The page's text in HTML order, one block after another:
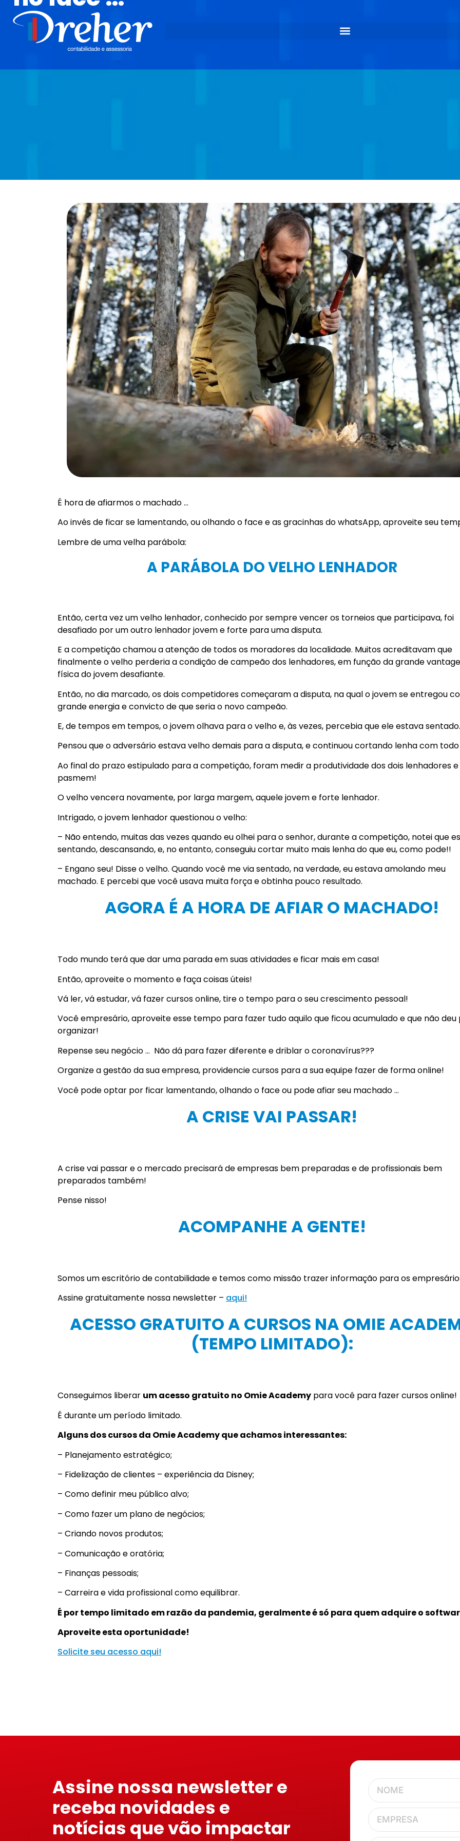
É hora de afiarmos o machado …
Ao invés de ficar se lamentando, ou olhando o face e as gracinhas do whatsApp, aproveite seu
Lembre de uma velha parábola:
A PARÁBOLA DO VELHO LENHADOR
Então, certa vez um velho lenhador, conhecido por sempre vencer os torneios que participava, foi
desafiado por um outro lenhador jovem e forte para uma disputa.
E a competição chamou a atenção de todos os moradores da localidade. Muitos acreditavam que
finalmente o velho perderia a condição de campeão dos lenhadores, em função da grande
física do jovem desafiante.
Então, no dia marcado, os dois competidores começaram a disputa, na qual o jovem se entregou
grande energia e convicto de que seria o novo campeão.
E, de tempos em tempos, o jovem olhava para o velho e, às vezes, percebia que ele estava sentado.
Pensou que o adversário estava velho demais para a disputa, e continuou cortando lenha com
Ao final do prazo estipulado para a competição, foram medir a produtividade dos dois lenhadores e
pasmem!
O velho vencera novamente, por larga margem, aquele jovem e forte lenhador.
Intrigado, o jovem lenhador questionou o velho:
– Não entendo, muitas das vezes quando eu olhei para o senhor, durante a competição, notei que
sentando, descansando, e, no entanto, conseguiu cortar muito mais lenha do que eu, como pode!!
– Engano seu! Disse o velho. Quando você me via sentado, na verdade, eu estava amolando meu
machado. E percebi que você usava muita força e obtinha pouco resultado.
AGORA É A HORA DE AFIAR O MACHADO!
Todo mundo terá que dar uma parada em suas atividades e ficar mais em casa!
Então, aproveite o momento e faça coisas úteis!
Vá ler, vá estudar, vá fazer cursos online, tire o tempo para o seu crescimento pessoal!
Você empresário, aproveite esse tempo para fazer tudo aquilo que ficou acumulado e que não deu
organizar!
Repense seu negócio … Não dá para fazer diferente e driblar o coronavírus???
Organize a gestão da sua empresa, providencie cursos para a sua equipe fazer de forma online!
Você pode optar por ficar lamentando, olhando o face ou pode afiar seu machado …
A CRISE VAI PASSAR!
A crise vai passar e o mercado precisará de empresas bem preparadas e de profissionais bem
preparados também!
Pense nisso!
ACOMPANHE A GENTE!
Somos um escritório de contabilidade e temos como missão trazer informação para os
Assine gratuitamente nossa newsletter – aqui!
ACESSO GRATUITO A CURSOS NA OMIE
(TEMPO LIMITADO):
Conseguimos liberar um acesso gratuito no Omie Academy para você para fazer cursos online!
É durante um período limitado.
Alguns dos cursos da Omie Academy que achamos interessantes:
– Planejamento estratégico;
– Fidelização de clientes – experiência da Disney;
– Como definir meu público alvo;
– Como fazer um plano de negócios;
– Criando novos produtos;
– Comunicação e oratória;
– Finanças pessoais;
– Carreira e vida profissional como equilibrar.
É por tempo limitado em razão da pandemia, geralmente é só para quem adquire o
Aproveite esta oportunidade!
Solicite seu acesso aqui!
Assine nossa newsletter e
receba novidades e
notícias que vão impactar